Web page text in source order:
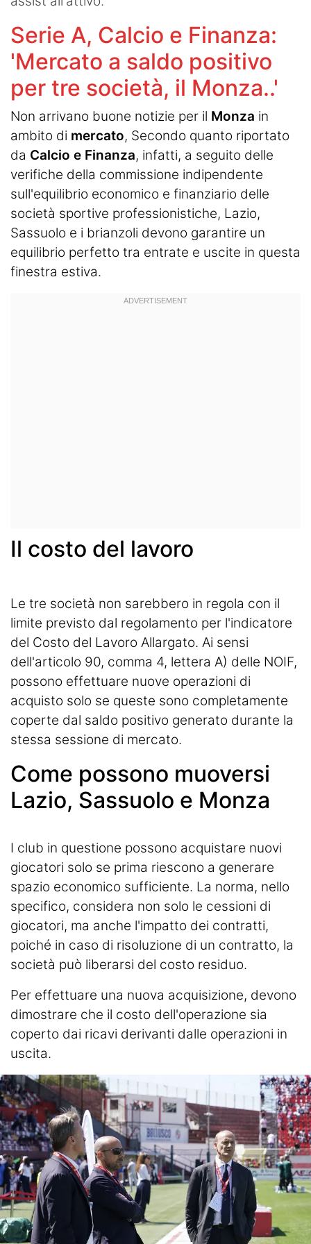
Serie A, Calcio e Finanza:
'Mercato a saldo positivo
per tre società, il Monza..'
Non arrivano buone notizie per il Monza in
ambito di mercato, Secondo quanto riportato
da Calcio e Finanza, infatti, a seguito delle
verifiche della commissione indipendente
sull'equilibrio economico e finanziario delle
società sportive professionistiche, Lazio,
Sassuolo e i brianzoli devono garantire un
equilibrio perfetto tra entrate e uscite in questa
finestra estiva.
Il costo del lavoro
Le tre società non sarebbero in regola con il
limite previsto dal regolamento per l'indicatore
del Costo del Lavoro Allargato. Ai sensi
dell'articolo 90, comma 4, lettera A) delle NOIF,
possono effettuare nuove operazioni di
acquisto solo se queste sono completamente
coperte dal saldo positivo generato durante la
stessa sessione di mercato.
Come possono muoversi
Lazio, Sassuolo e Monza
I club in questione possono acquistare nuovi
giocatori solo se prima riescono a generare
spazio economico sufficiente. La norma, nello
specifico, considera non solo le cessioni di
giocatori, ma anche l'impatto dei contratti,
poiché in caso di risoluzione di un contratto, la
società può liberarsi del costo residuo.
Per effettuare una nuova acquisizione, devono
dimostrare che il costo dell'operazione sia
coperto dai ricavi derivanti dalle operazioni in
uscita.